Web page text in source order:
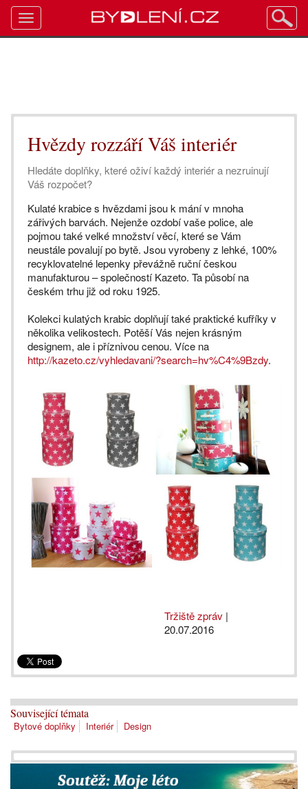
Hvězdy rozzáří Váš interiér
Hledáte doplňky, které oživí každý interiér a nezruinují
Váš rozpočet?
Kulaté krabice s hvězdami jsou k mání v mnoha
zářivých barvách. Nejenže ozdobí vaše police, ale
pojmou také velké množství věcí, které se Vám
neustále povalují po bytě. Jsou vyrobeny z lehké, 100%
recyklovatelné lepenky převážně ruční českou
manufakturou – společností Kazeto. Ta působí na
českém trhu již od roku 1925.
Kolekci kulatých krabic doplňují také praktické kufříky v
několika velikostech. Potěší Vás nejen krásným
designem, ale i příznivou cenou. Více na
http://kazeto.cz/vyhledavani/?search=hv%C4%9Bzdy.
Tržiště zpráv |
20.07.2016
Související témata
Bytové doplňky Interiér Design
Toggle
navigation